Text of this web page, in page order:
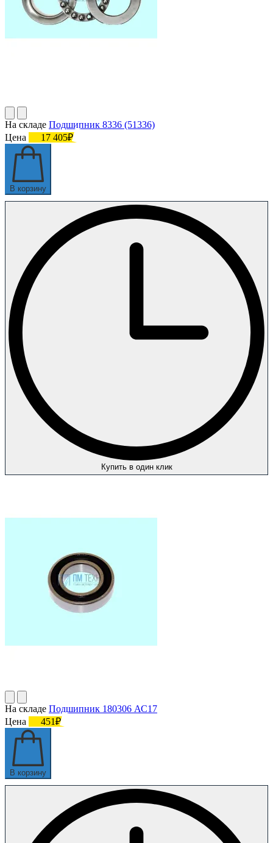
На складе Подшипник 8336 (51336)
Цена
17 405₽
В корзину
Купить в один клик
На складе Подшипник 180306 АС17
Цена
451₽
В корзину